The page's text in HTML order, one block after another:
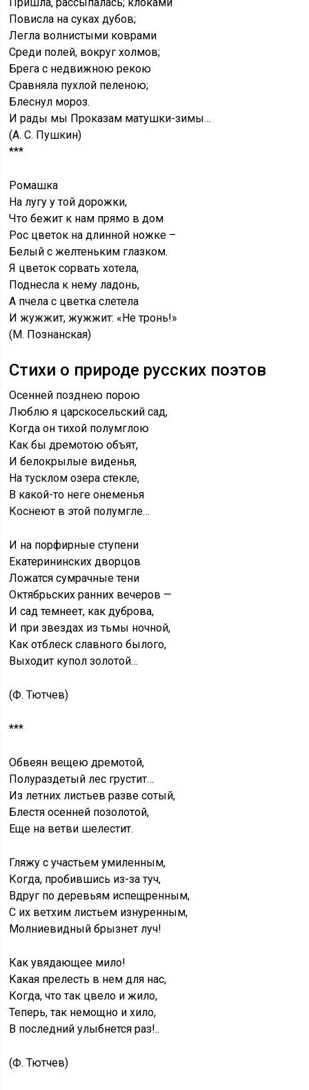
Повисла на суках дубов;
Легла волнистыми коврами
Среди полей, вокруг холмов;
Брега с недвижною рекою
Сравняла пухлой пеленою;
Блеснул мороз.
И рады мы Проказам матушки-зимы…
(А. С. Пушкин)
***
Ромашка
На лугу у той дорожки,
Что бежит к нам прямо в дом
Рос цветок на длинной ножке –
Белый с желтеньким глазком.
Я цветок сорвать хотела,
Поднесла к нему ладонь,
А пчела с цветка слетела
И жужжит, жужжит: «Не тронь!»
(М. Познанская)
Стихи о природе русских поэтов
Осенней позднею порою
Люблю я царскосельский сад,
Когда он тихой полумглою
Как бы дремотою объят,
И белокрылые виденья,
На тусклом озера стекле,
В какой-то неге онеменья
Коснеют в этой полумгле…
И на порфирные ступени
Екатерининских дворцов
Ложатся сумрачные тени
Октябрьских ранних вечеров —
И сад темнеет, как дуброва,
И при звездах из тьмы ночной,
Как отблеск славного былого,
Выходит купол золотой…
(Ф. Тютчев)
***
Обвеян вещею дремотой,
Полураздетый лес грустит…
Из летних листьев разве сотый,
Блестя осенней позолотой,
Еще на ветви шелестит.
Гляжу с участьем умиленным,
Когда, пробившись из-за туч,
Вдруг по деревьям испещренным,
С их ветхим листьем изнуренным,
Молниевидный брызнет луч!
Как увядающее мило!
Какая прелесть в нем для нас,
Когда, что так цвело и жило,
Теперь, так немощно и хило,
В последний улыбнется раз!..
(Ф. Тютчев)